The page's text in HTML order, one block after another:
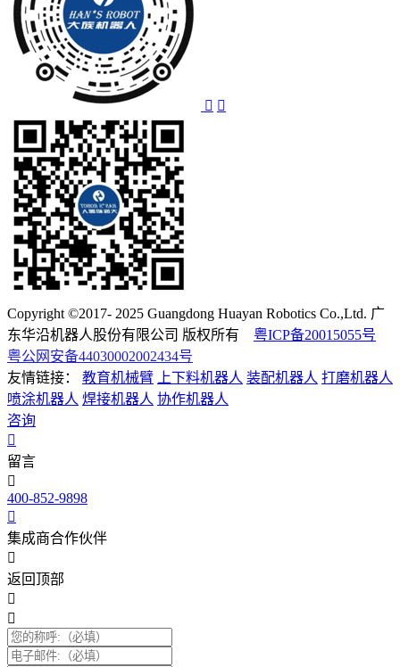
Copyright ©2017- 2025 Guangdong Huayan Robotics Co.,Ltd. 广
东华沿机器人股份有限公司 版权所有 粤ICP备20015055号
粤公网安备44030002002434号
友情链接：
教育机械臂 上下料机器人 装配机器人 打磨机器人
喷涂机器人 焊接机器人 协作机器人
咨询
留言
400-852-9898
集成商合作伙伴
返回顶部